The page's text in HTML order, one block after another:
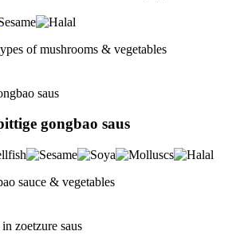
of mushrooms & vegetables
gongbao saus
sauce & vegetables